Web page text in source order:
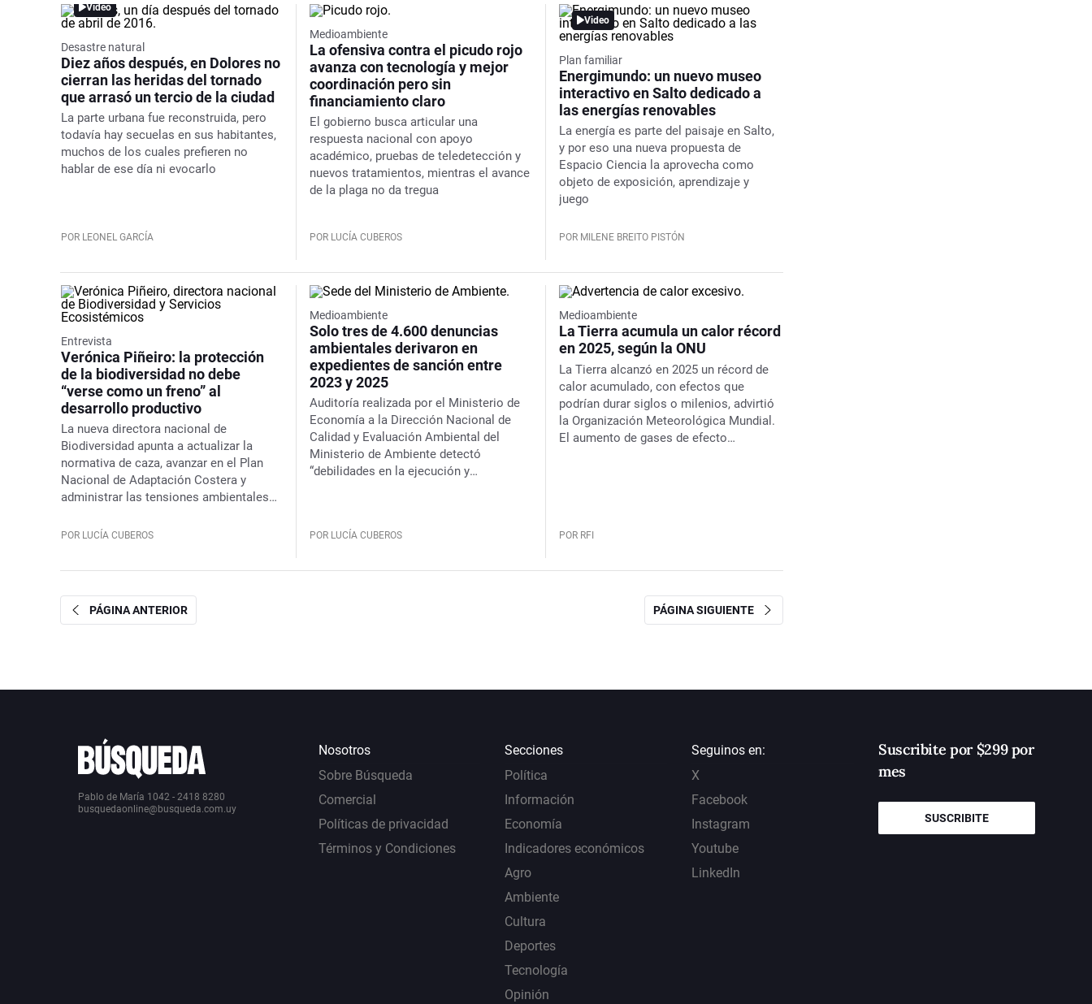
Video
Desastre natural
Diez años después, en Dolores no
cierran las heridas del tornado
que arrasó un tercio de la ciudad
La parte urbana fue reconstruida, pero
todavía hay secuelas en sus habitantes,
muchos de los cuales prefieren no
hablar de ese día ni evocarlo
POR LEONEL GARCÍA
Medioambiente
La ofensiva contra el picudo rojo
avanza con tecnología y mejor
coordinación pero sin
financiamiento claro
El gobierno busca articular una
respuesta nacional con apoyo
académico, pruebas de teledetección y
nuevos tratamientos, mientras el avance
de la plaga no da tregua
POR LUCÍA CUBEROS
Video
Plan familiar
Energimundo: un nuevo museo
interactivo en Salto dedicado a
las energías renovables
La energía es parte del paisaje en Salto,
y por eso una nueva propuesta de
Espacio Ciencia la aprovecha como
objeto de exposición, aprendizaje y
juego
POR MILENE BREITO PISTÓN
Entrevista
Verónica Piñeiro: la protección
de la biodiversidad no debe
“verse como un freno” al
desarrollo productivo
La nueva directora nacional de
Biodiversidad apunta a actualizar la
normativa de caza, avanzar en el Plan
Nacional de Adaptación Costera y
administrar las tensiones ambientales
POR LUCÍA CUBEROS
Medioambiente
Solo tres de 4.600 denuncias
ambientales derivaron en
expedientes de sanción entre
2023 y 2025
Auditoría realizada por el Ministerio de
Economía a la Dirección Nacional de
Calidad y Evaluación Ambiental del
Ministerio de Ambiente detectó
“debilidades en la ejecución y
POR LUCÍA CUBEROS
Video
Medioambiente
La Tierra acumula un calor récord
en 2025, según la ONU
La Tierra alcanzó en 2025 un récord de
calor acumulado, con efectos que
podrían durar siglos o milenios, advirtió
la Organización Meteorológica Mundial.
El aumento de gases de efecto
POR RFI
PÁGINA ANTERIOR PÁGINA SIGUIENTE
Pablo de María 1042 - 2418 8280
busquedaonline@busqueda.com.uy
Nosotros
Sobre Búsqueda
Comercial
Políticas de privacidad
Términos y Condiciones
Secciones
Política
Información
Economía
Indicadores económicos
Agro
Ambiente
Cultura
Deportes
Tecnología
Opinión
Seguinos en:
X
Facebook
Instagram
Youtube
LinkedIn
Suscribite por $299 por
mes
SUSCRIBITE